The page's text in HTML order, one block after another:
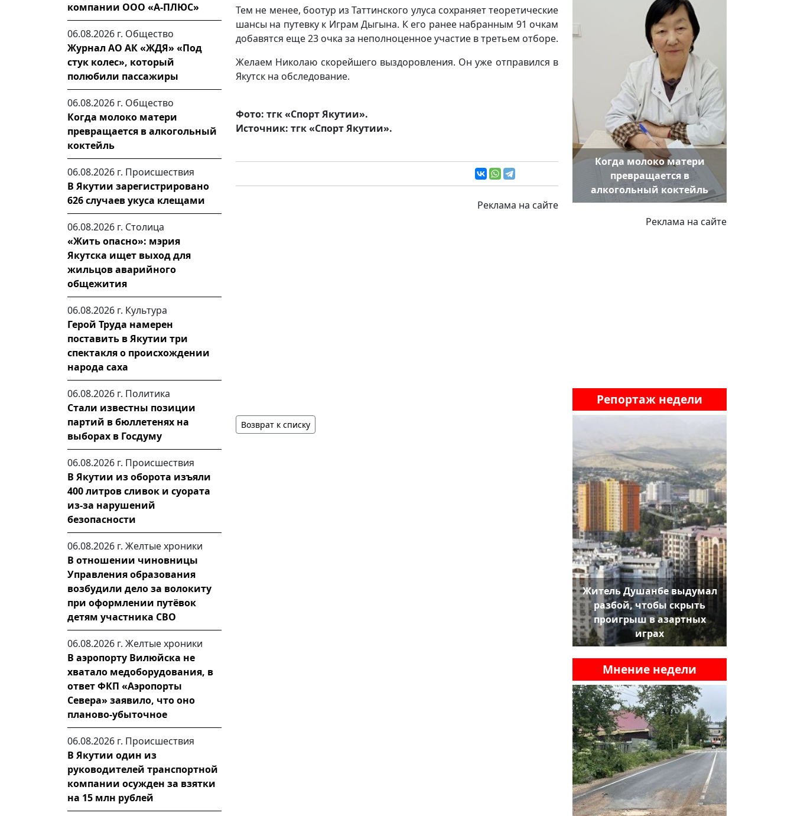
компании ООО «А-ПЛЮС»
06.08.2026 г. Общество
Журнал АО АК «ЖДЯ» «Под
стук колес», который
полюбили пассажиры
06.08.2026 г. Общество
Когда молоко матери
превращается в алкогольный
коктейль
06.08.2026 г. Происшествия
В Якутии зарегистрировано
626 случаев укуса клещами
06.08.2026 г. Столица
«Жить опасно»: мэрия
Якутска ищет выход для
жильцов аварийного
общежития
06.08.2026 г. Культура
Герой Труда намерен
поставить в Якутии три
спектакля о происхождении
народа саха
06.08.2026 г. Политика
Стали известны позиции
партий в бюллетенях на
выборах в Госдуму
06.08.2026 г. Происшествия
В Якутии из оборота изъяли
400 литров сливок и суората
из-за нарушений
безопасности
06.08.2026 г. Желтые хроники
В отношении чиновницы
Управления образования
возбудили дело за волокиту
при оформлении путёвок
детям участника СВО
06.08.2026 г. Желтые хроники
В аэропорту Вилюйска не
хватало медоборудования, в
ответ ФКП «Аэропорты
Севера» заявило, что оно
планово-убыточное
06.08.2026 г. Происшествия
В Якутии один из
руководителей транспортной
компании осужден за взятки
на 15 млн рублей
Тем не менее, боотур из Таттинского улуса сохраняет теоретические
шансы на путевку к Играм Дыгына. К его ранее набранным 91 очкам
добавятся еще 23 очка за неполноценное участие в третьем отборе.
Желаем Николаю скорейшего выздоровления. Он уже отправился в
Якутск на обследование.
Фото: тгк «Спорт Якутии».
Источник: тгк «Спорт Якутии».
Реклама на сайте
Возврат к списку
Когда молоко матери
превращается в
алкогольный коктейль
Реклама на сайте
Репортаж недели
Житель Душанбе выдумал
разбой, чтобы скрыть
проигрыш в азартных
играх
Мнение недели